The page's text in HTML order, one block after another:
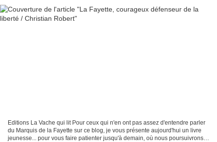
Editions La Vache qui lit Pour ceux qui n'en ont pas assez d'entendre parler
du Marquis de la Fayette sur ce blog, je vous présente aujourd'hui un livre
jeunesse... pour vous faire patienter jusqu'à demain, où nous poursuivrons